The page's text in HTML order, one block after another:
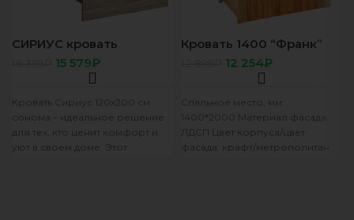
СИРИУС кровать
двойная 120х200
15 579₽
Кровать Сириус 120х200 см
сонома – идеальное решение
для тех, кто ценит комфорт и
уют в своем доме. Этот
Кровать 1400 “Франк”
КР-19 крафт/
метрополитан грей
12 254₽
Спальное место, мм:
1400*2000 Материал фасада:
ЛДСП Цвет корпуса/цвет
фасада: крафт/метрополитан